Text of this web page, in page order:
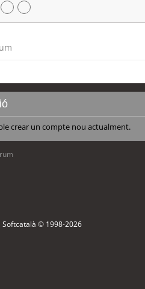
crear un compte nou actualment.
Softcatalà © 1998-2026